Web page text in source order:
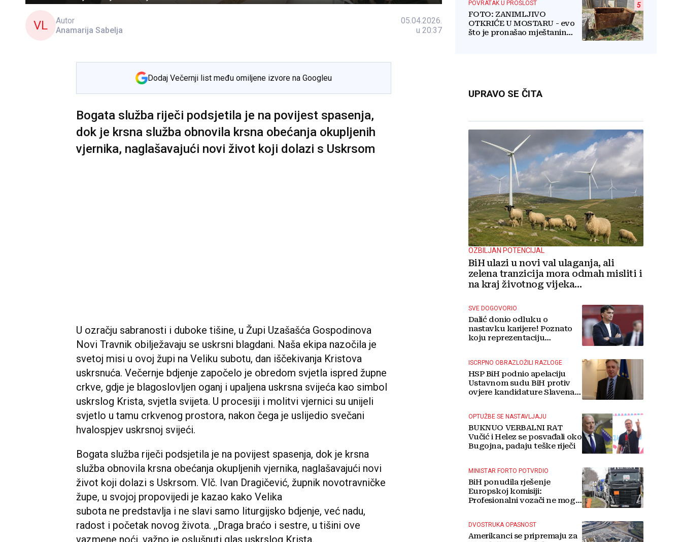
VL
Autor
Anamarija Sabelja
05.04.2026.
u 20:37
Dodaj Večernji list među omiljene izvore na Googleu
Bogata služba riječi podsjetila je na povijest spasenja,
dok je krsna služba obnovila krsna obećanja okupljenih
vjernika, naglašavajući novi život koji dolazi s Uskrsom
U ozračju sabranosti i duboke tišine, u Župi Uzašašća Gospodinova
Novi Travnik obilježavaju se uskrsni blagdani. Naša ekipa nazočila je
svetoj misi u ovoj župi na Veliku subotu, dan iščekivanja Kristova
uskrsnuća. Večernje bdjenje započelo je obredom svjetla ispred župne
crkve, gdje je blagoslovljen oganj i upaljena uskrsna svijeća kao simbol
uskrslog Krista, svjetla svijeta. U procesiji i molitvi vjernici su unijeli
svjetlo u tamu crkvenog prostora, nakon čega je uslijedio svečani
hvalospjev uskrsnoj svijeći.
Bogata služba riječi podsjetila je na povijest spasenja, dok je krsna
služba obnovila krsna obećanja okupljenih vjernika, naglašavajući novi
život koji dolazi s Uskrsom. Vlč. Ivan Dragičević, župnik novotravničke
župe, u svojoj propovijedi je kazao kako Velika
subota ne predstavlja i ne slavi samo liturgijsko bdjenje, već nadu,
radost i početak novog života. ,,Draga braćo i sestre, u tišini ove
vazmene noći, važno je oslušnuti glas uskrslog Krista.
5
POVRATAK U PROŠLOST
FOTO: ZANIMLJIVO
OTKRIĆE U MOSTARU - evo
što je pronašao mještanin
UPRAVO SE ČITA
OZBILJAN POTENCIJAL
BiH ulazi u novi val ulaganja, ali
zelena tranzicija mora odmah misliti i
na kraj životnog vijeka
SVE DOGOVORIO
Dalić donio odluku o
nastavku karijere! Poznato
koju reprezentaciju
ISCRPNO OBRAZLOŽILI RAZLOGE
HSP BiH podnio apelaciju
Ustavnom sudu BiH protiv
ovjere kandidature Slavena
OPTUŽBE SE NASTAVLJAJU
BUKNUO VERBALNI RAT
Vučić i Helez se posvađali oko
Bugojna, padaju teške riječi
MINISTAR FORTO POTVRDIO
BiH ponudila rješenje
Europskoj komisiji:
Profesionalni vozači ne mogu
DVOSTRUKA OPASNOST
Amerikanci se pripremaju za